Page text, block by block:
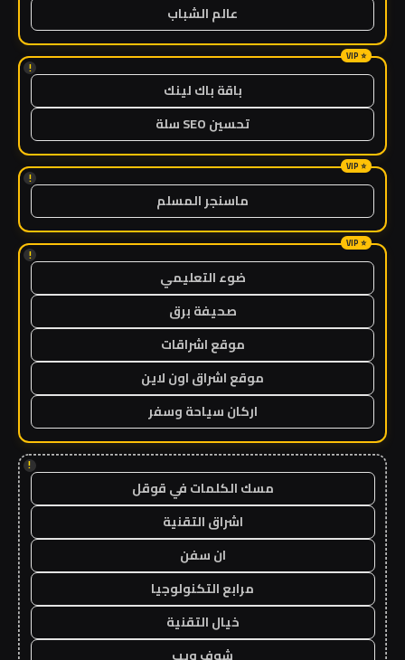
عالم الشباب
!
باقة باك لينك
تحسين SEO سلة
!
ماسنجر المسلم
!
ضوء التعليمي
صحيفة برق
موقع اشراقات
موقع اشراق اون لاين
اركان سياحة وسفر
!
مسك الكلمات في قوقل
اشراق التقنية
ان سفن
مرابع التكنولوجيا
خيال التقنية
شوف ويب